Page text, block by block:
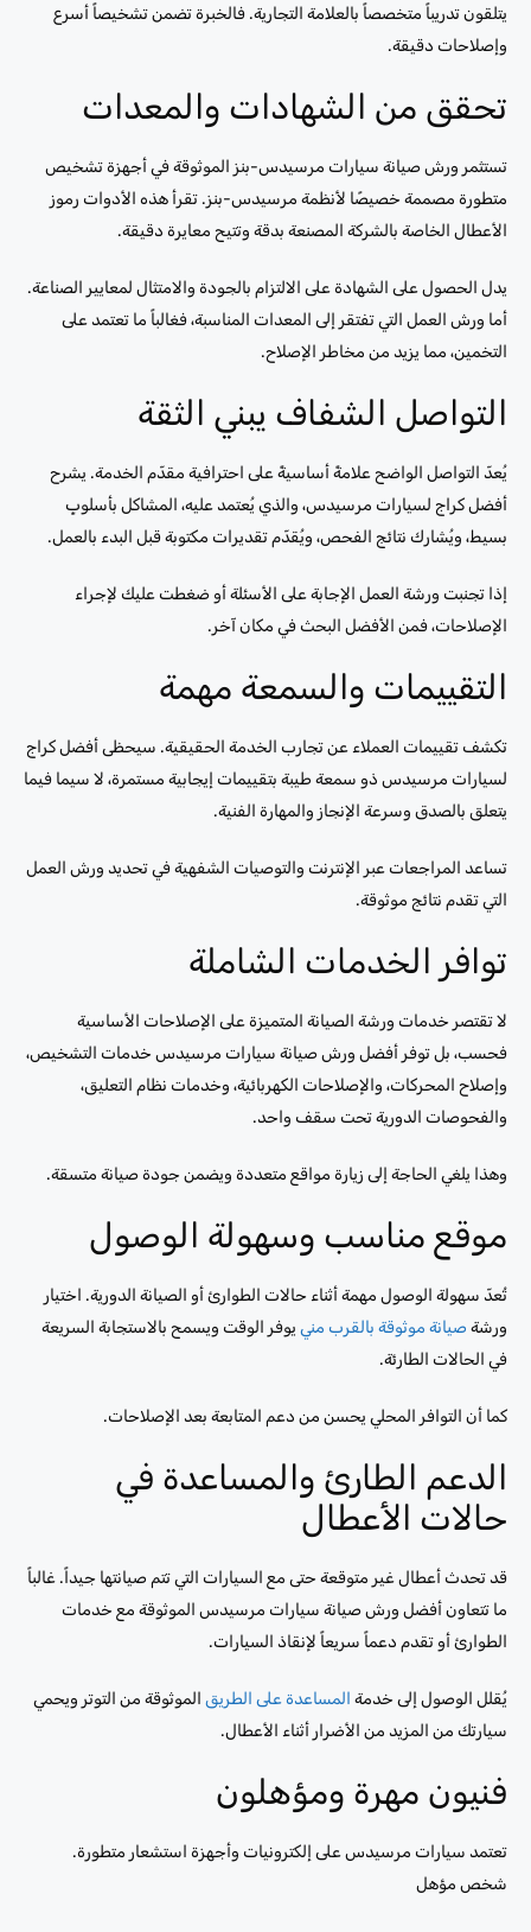
يتلقون تدريباً متخصصاً بالعلامة التجارية. فالخبرة تضمن تشخيصاً أسرع
وإصلاحات دقيقة.
تحقق من الشهادات والمعدات
تستثمر ورش صيانة سيارات مرسيدس-بنز الموثوقة في أجهزة تشخيص
متطورة مصممة خصيصًا لأنظمة مرسيدس-بنز. تقرأ هذه الأدوات رموز
الأعطال الخاصة بالشركة المصنعة بدقة وتتيح معايرة دقيقة.
يدل الحصول على الشهادة على الالتزام بالجودة والامتثال لمعايير الصناعة.
أما ورش العمل التي تفتقر إلى المعدات المناسبة، فغالباً ما تعتمد على
التخمين، مما يزيد من مخاطر الإصلاح.
التواصل الشفاف يبني الثقة
يُعدّ التواصل الواضح علامةً أساسيةً على احترافية مقدّم الخدمة. يشرح
أفضل كراج لسيارات مرسيدس، والذي يُعتمد عليه، المشاكل بأسلوبٍ
بسيط، ويُشارك نتائج الفحص، ويُقدّم تقديرات مكتوبة قبل البدء بالعمل.
إذا تجنبت ورشة العمل الإجابة على الأسئلة أو ضغطت عليك لإجراء
الإصلاحات، فمن الأفضل البحث في مكان آخر.
التقييمات والسمعة مهمة
تكشف تقييمات العملاء عن تجارب الخدمة الحقيقية. سيحظى أفضل كراج
لسيارات مرسيدس ذو سمعة طيبة بتقييمات إيجابية مستمرة، لا سيما فيما
يتعلق بالصدق وسرعة الإنجاز والمهارة الفنية.
تساعد المراجعات عبر الإنترنت والتوصيات الشفهية في تحديد ورش العمل
التي تقدم نتائج موثوقة.
توافر الخدمات الشاملة
لا تقتصر خدمات ورشة الصيانة المتميزة على الإصلاحات الأساسية
فحسب، بل توفر أفضل ورش صيانة سيارات مرسيدس خدمات التشخيص،
وإصلاح المحركات، والإصلاحات الكهربائية، وخدمات نظام التعليق،
والفحوصات الدورية تحت سقف واحد.
وهذا يلغي الحاجة إلى زيارة مواقع متعددة ويضمن جودة صيانة متسقة.
موقع مناسب وسهولة الوصول
تُعدّ سهولة الوصول مهمة أثناء حالات الطوارئ أو الصيانة الدورية. اختيار
ورشة صيانة موثوقة بالقرب مني يوفر الوقت ويسمح بالاستجابة السريعة
في الحالات الطارئة.
كما أن التوافر المحلي يحسن من دعم المتابعة بعد الإصلاحات.
الدعم الطارئ والمساعدة في
حالات الأعطال
قد تحدث أعطال غير متوقعة حتى مع السيارات التي تتم صيانتها جيداً. غالباً
ما تتعاون أفضل ورش صيانة سيارات مرسيدس الموثوقة مع خدمات
الطوارئ أو تقدم دعماً سريعاً لإنقاذ السيارات.
يُقلل الوصول إلى خدمة المساعدة على الطريق الموثوقة من التوتر ويحمي
سيارتك من المزيد من الأضرار أثناء الأعطال.
فنيون مهرة ومؤهلون
تعتمد سيارات مرسيدس على إلكترونيات وأجهزة استشعار متطورة.
شخص مؤهل